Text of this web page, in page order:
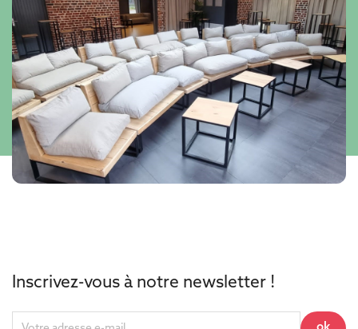
Inscrivez-vous à notre newsletter !